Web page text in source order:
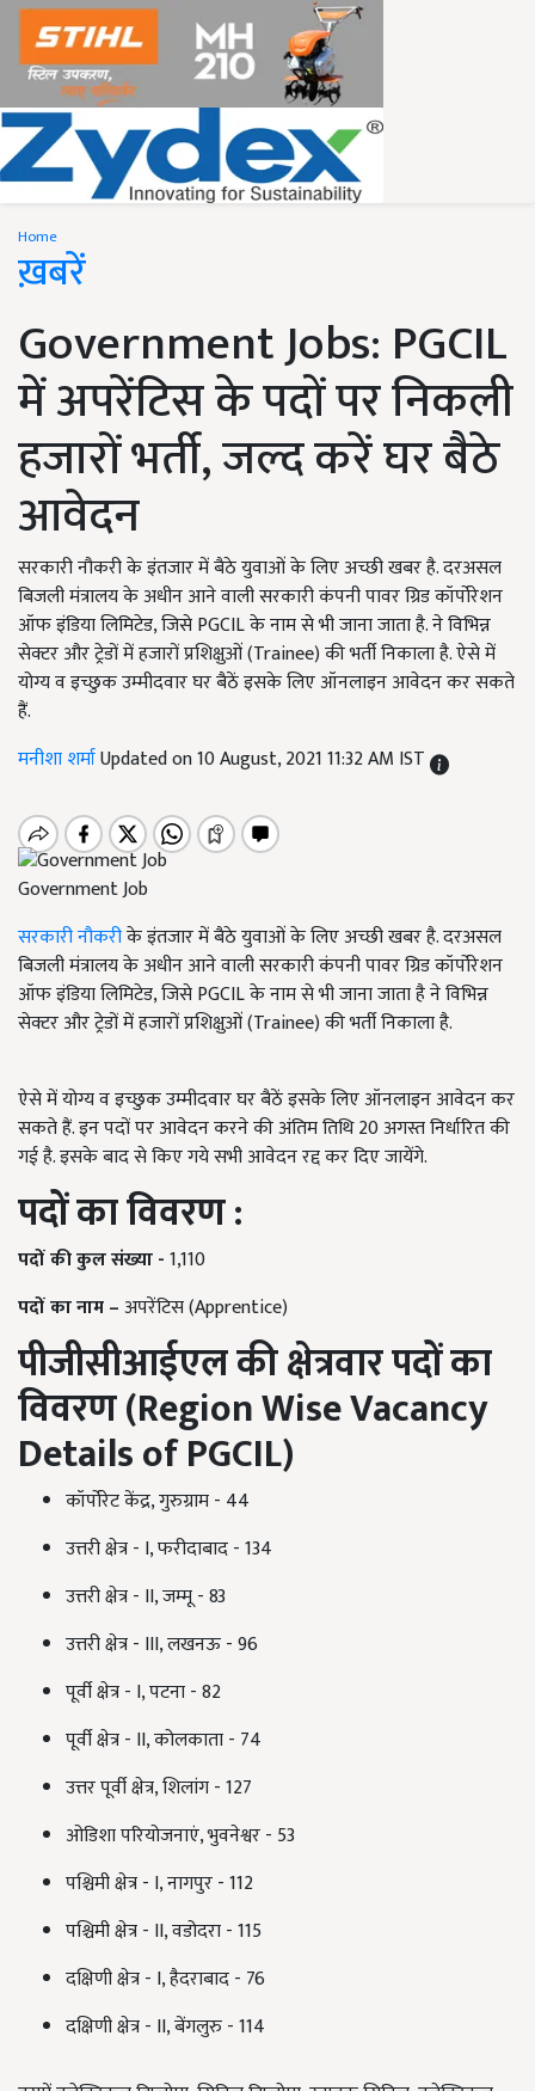
Home
ख़बरें
Government Jobs: PGCIL
में अपरेंटिस के पदों पर निकली
हजारों भर्ती, जल्द करें घर बैठे
आवेदन
सरकारी नौकरी के इंतजार में बैठे युवाओं के लिए अच्छी खबर है. दरअसल
बिजली मंत्रालय के अधीन आने वाली सरकारी कंपनी पावर ग्रिड कॉर्पोरेशन
ऑफ इंडिया लिमिटेड, जिसे PGCIL के नाम से भी जाना जाता है. ने विभिन्न
सेक्टर और ट्रेडों में हजारों प्रशिक्षुओं (Trainee) की भर्ती निकाला है. ऐसे में
योग्य व इच्छुक उम्मीदवार घर बैठें इसके लिए ऑनलाइन आवेदन कर सकते
हैं.
मनीशा शर्माUpdated on 10 August, 2021 11:32 AM IST
Government Job
सरकारी नौकरीके इंतजार में बैठे युवाओं के लिए अच्छी खबर है. दरअसल
बिजली मंत्रालय के अधीन आने वाली सरकारी कंपनी पावर ग्रिड कॉर्पोरेशन
ऑफ इंडिया लिमिटेड, जिसे PGCIL के नाम से भी जाना जाता है ने विभिन्न
सेक्टर और ट्रेडों में हजारों प्रशिक्षुओं (Trainee) की भर्ती निकाला है.
ऐसे में योग्य व इच्छुक उम्मीदवार घर बैठें इसके लिए ऑनलाइन आवेदन कर
सकते हैं. इन पदों पर आवेदन करने की अंतिम तिथि 20 अगस्त निर्धारित की
गई है. इसके बाद से किए गये सभी आवेदन रद्द कर दिए जायेंगे.
पदों का विवरण :
पदों की कुल संख्या -1,110
पदों का नाम –अपरेंटिस (Apprentice)
पीजीसीआईएल की क्षेत्रवार पदों का
विवरण (Region Wise Vacancy
Details of PGCIL)
कॉर्पोरेट केंद्र, गुरुग्राम - 44
उत्तरी क्षेत्र - I, फरीदाबाद - 134
उत्तरी क्षेत्र - II, जम्मू - 83
उत्तरी क्षेत्र - III, लखनऊ - 96
पूर्वी क्षेत्र - I, पटना - 82
पूर्वी क्षेत्र - II, कोलकाता - 74
उत्तर पूर्वी क्षेत्र, शिलांग - 127
ओडिशा परियोजनाएं, भुवनेश्वर - 53
पश्चिमी क्षेत्र - I, नागपुर - 112
पश्चिमी क्षेत्र - II, वडोदरा - 115
दक्षिणी क्षेत्र - I, हैदराबाद - 76
दक्षिणी क्षेत्र - II, बेंगलुरु - 114